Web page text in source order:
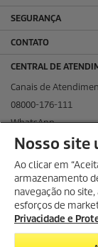
SEGURANÇA
CONTATO
CENTRAL DE
Canais de
08000-176-111
WhatsApp
KÄRCHER NAS
KÄRCHER
Nosso site
Ao clicar em
armazenamento
navegação no
esforços de
Privacidade e